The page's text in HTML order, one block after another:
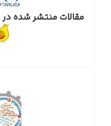
مقالات منتشر شده